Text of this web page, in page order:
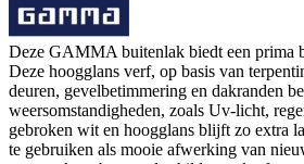
Deze GAMMA buitenlak biedt een prima
Deze hoogglans verf, op basis van
deuren, gevelbetimmering en dakranden
weersomstandigheden, zoals Uv-licht,
gebroken wit en hoogglans blijft zo extra
te gebruiken als mooie afwerking van